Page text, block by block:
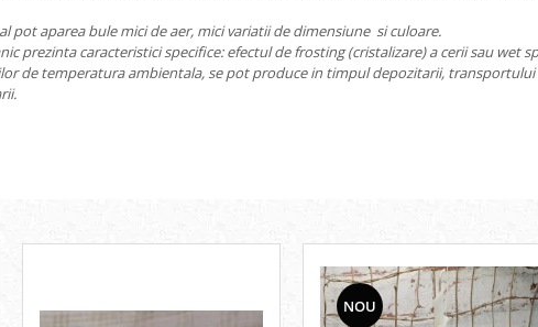
pot aparea bule mici de aer, mici variatii de dimensiune si culoare.
prezinta caracteristici specifice: efectul de frosting (cristalizare) a cerii sau wet
de temperatura ambientala, se pot produce in timpul depozitarii,
NOU